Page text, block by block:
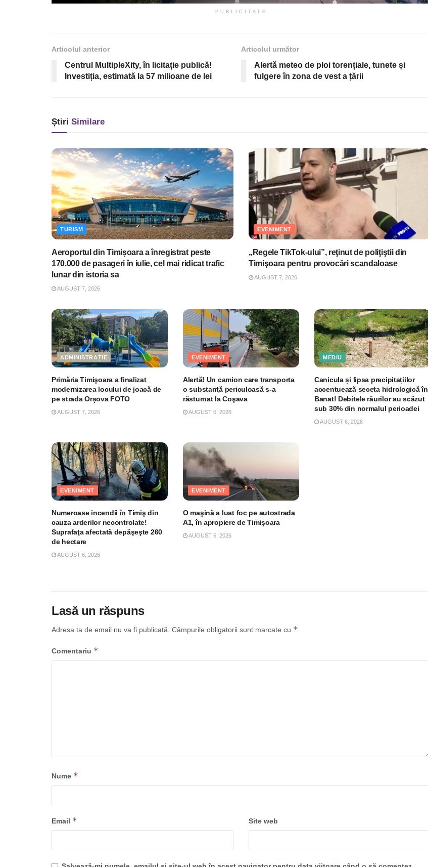
PUBLICITATE
Articolul anterior
Centrul MultipleXity, în licitație publică!
Investiția, estimată la 57 milioane de lei
Articolul următor
Alertă meteo de ploi torențiale, tunete și
fulgere în zona de vest a țării
Știri Similare
TURISM
Aeroportul din Timișoara a înregistrat peste
170.000 de pasageri în iulie, cel mai ridicat trafic
lunar din istoria sa
AUGUST 7, 2026
EVENIMENT
„Regele TikTok-ului”, reţinut de poliţiştii din
Timişoara pentru provocări scandaloase
AUGUST 7, 2026
ADMINISTRAȚIE
Primăria Timişoara a finalizat
modernizarea locului de joacă de
pe strada Orșova FOTO
AUGUST 7, 2026
EVENIMENT
Alertă! Un camion care transporta
o substanţă periculoasă s-a
răsturnat la Coşava
AUGUST 6, 2026
MEDIU
Canicula și lipsa precipitațiilor
accentuează seceta hidrologică în
Banat! Debitele râurilor au scăzut
sub 30% din normalul perioadei
AUGUST 6, 2026
EVENIMENT
Numeroase incendii în Timiş din
cauza arderilor necontrolate!
Suprafaţa afectată depăşeşte 260
de hectare
AUGUST 6, 2026
EVENIMENT
O maşină a luat foc pe autostrada
A1, în apropiere de Timişoara
AUGUST 6, 2026
Lasă un răspuns
Adresa ta de email nu va fi publicată. Câmpurile obligatorii sunt marcate cu *
Comentariu *
Nume *
Email * Site web